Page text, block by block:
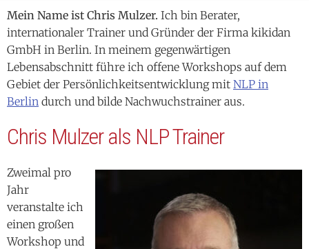
Mein Name ist Chris Mulzer. Ich bin Berater,
internationaler Trainer und Gründer der Firma kikidan
GmbH in Berlin. In meinem gegenwärtigen
Lebensabschnitt führe ich offene Workshops auf dem
Gebiet der Persönlichkeitsentwicklung mit NLP in
Berlin durch und bilde Nachwuchstrainer aus.
Chris Mulzer als NLP Trainer
Zweimal pro
Jahr
veranstalte ich
einen großen
Workshop und